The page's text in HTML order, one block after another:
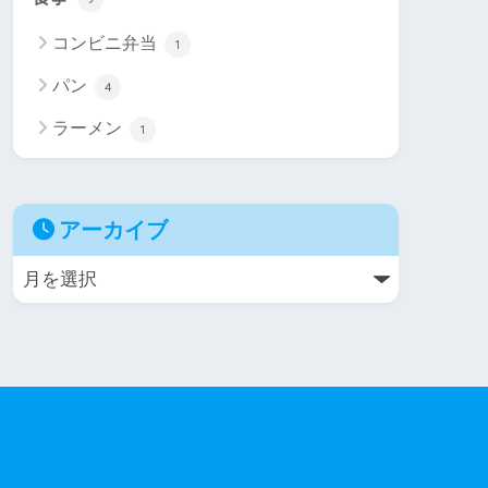
コンビニ弁当 1
パン 4
ラーメン 1
アーカイブ